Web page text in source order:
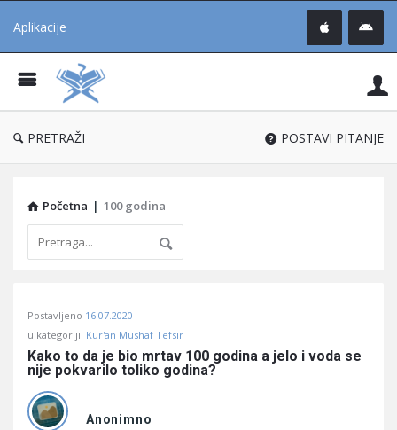
Aplikacije
®
PRETRAŽI POSTAVI PITANJE
Početna | 100 godina
Učene
Latest
Pitanja
Postavljeno 16.07.2020
u kategoriji: Kur'an Mushaf Tefsir
Kako to da je bio mrtav 100 godina a jelo i voda se
nije pokvarilo toliko godina?
Anonimno